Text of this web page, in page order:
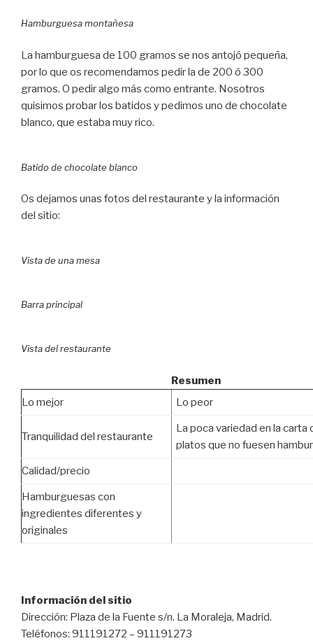
Hamburguesa montañesa
La hamburguesa de 100 gramos se nos antojó pequeña,
por lo que os recomendamos pedir la de 200 ó 300
gramos. O pedir algo más como entrante. Nosotros
quisimos probar los batidos y pedimos uno de chocolate
blanco, que estaba muy rico.
Batido de chocolate blanco
Os dejamos unas fotos del restaurante y la información
del sitio:
Vista de una mesa
Barra principal
Vista del restaurante
Resumen
Lo mejor
Lo peor
Tranquilidad del restaurante
La poca variedad en la carta
platos que no fuesen
Calidad/precio
Hamburguesas con
ingredientes diferentes y
originales
Información del sitio
Dirección: Plaza de la Fuente s/n. La Moraleja, Madrid.
Teléfonos: 911191272 – 911191273